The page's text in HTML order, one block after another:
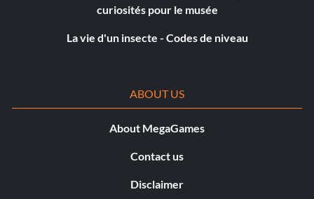
curiosités pour le musée
La vie d'un insecte - Codes de niveau
ABOUT US
About MegaGames
Contact us
Disclaimer